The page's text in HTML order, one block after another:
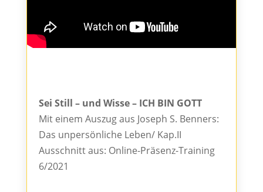
Sei Still – und Wisse – ICH BIN GOTT
Mit einem Auszug aus Joseph S. Benners:
Das unpersönliche Leben/ Kap.II
Ausschnitt aus: Online-Präsenz-Training
6/2021